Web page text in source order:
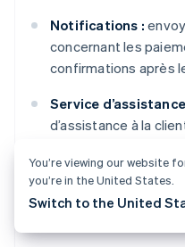
Notifications :
concernant les
confirmations après
Service
d’assistance à la
répondre
préoccupation
You’re viewing our website
you’re in the United States.
Switch to the United